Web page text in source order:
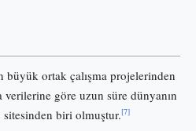
ortak çalışma projelerinden
göre uzun süre dünyanın
biri olmuştur.[7]